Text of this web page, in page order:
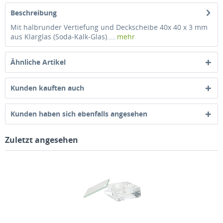
Beschreibung
Mit halbrunder Vertiefung und Deckscheibe 40x 40 x 3 mm
aus Klarglas (Soda-Kalk-Glas).... mehr
Ähnliche Artikel
Kunden kauften auch
Kunden haben sich ebenfalls angesehen
Zuletzt angesehen